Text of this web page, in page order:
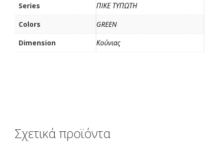
Series
ΠΙΚΕ ΤΥΠΩΤΗ
Colors
GREEN
Dimension
Κούνιας
Σχετικά προϊόντα